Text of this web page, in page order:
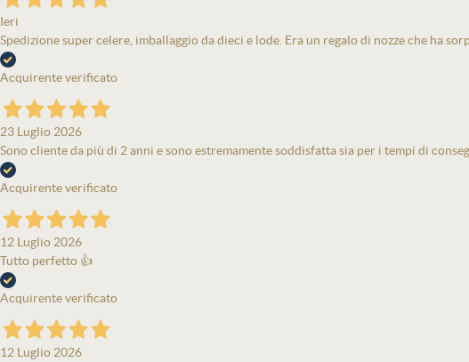
Ieri
Spedizione super celere, imballaggio da dieci e lode. Era un regalo di nozze che ha
Acquirente verificato
23 Luglio 2026
Sono cliente da più di 2 anni e sono estremamente soddisfatta sia per i tempi di
Acquirente verificato
12 Luglio 2026
Tutto perfetto 👍
Acquirente verificato
12 Luglio 2026